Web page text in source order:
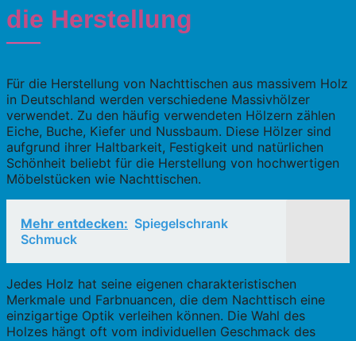
die Herstellung
Für die Herstellung von Nachttischen aus massivem Holz
in Deutschland werden verschiedene Massivhölzer
verwendet. Zu den häufig verwendeten Hölzern zählen
Eiche, Buche, Kiefer und Nussbaum. Diese Hölzer sind
aufgrund ihrer Haltbarkeit, Festigkeit und natürlichen
Schönheit beliebt für die Herstellung von hochwertigen
Möbelstücken wie Nachttischen.
Mehr entdecken: Spiegelschrank
Schmuck
Jedes Holz hat seine eigenen charakteristischen
Merkmale und Farbnuancen, die dem Nachttisch eine
einzigartige Optik verleihen können. Die Wahl des
Holzes hängt oft vom individuellen Geschmack des